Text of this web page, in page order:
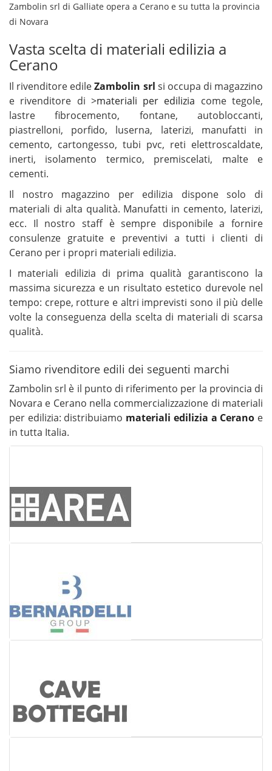
Zambolin srl di Galliate opera a Cerano e su tutta la provincia
di Novara
Vasta scelta di materiali edilizia a
Cerano
Il rivenditore edileZambolin srl si occupa di magazzino
e rivenditore di >materiali per edilizia come tegole,
lastre fibrocemento, fontane, autobloccanti,
piastrelloni, porfido, luserna, laterizi, manufatti in
cemento, cartongesso, tubi pvc, reti elettroscaldate,
inerti, isolamento termico, premiscelati, malte e
cementi.
Il nostro magazzino per edilizia dispone solo di
materiali di alta qualità. Manufatti in cemento, laterizi,
ecc. Il nostro staff è sempre disponibile a fornire
consulenze gratuite e preventivi a tutti i clienti di
Cerano per i propri materiali edilizia.
I materiali edilizia di prima qualità garantiscono la
massima sicurezza e un risultato estetico durevole nel
tempo: crepe, rotture e altri imprevisti sono il più delle
volte la conseguenza della scelta di materiali di scarsa
qualità.
Siamo rivenditore edili dei seguenti marchi
Zambolin srl è il punto di riferimento per la provincia di
Novara e Cerano nella commercializzazione di materiali
per edilizia: distribuiamo materiali edilizia a Cerano e
in tutta Italia.